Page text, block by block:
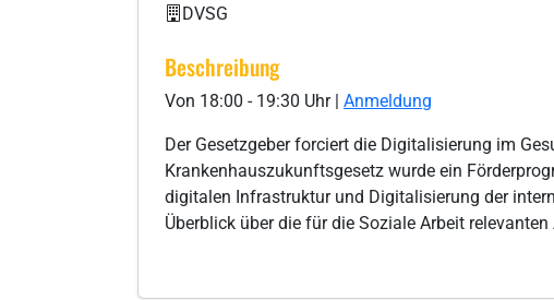
DVSG
Beschreibung
Von 18:00 - 19:30 Uhr | Anmeldung
Der Gesetzgeber forciert die Digitalisierung im
Krankenhauszukunftsgesetz wurde ein
digitalen Infrastruktur und Digitalisierung der
Überblick über die für die Soziale Arbeit relevanten